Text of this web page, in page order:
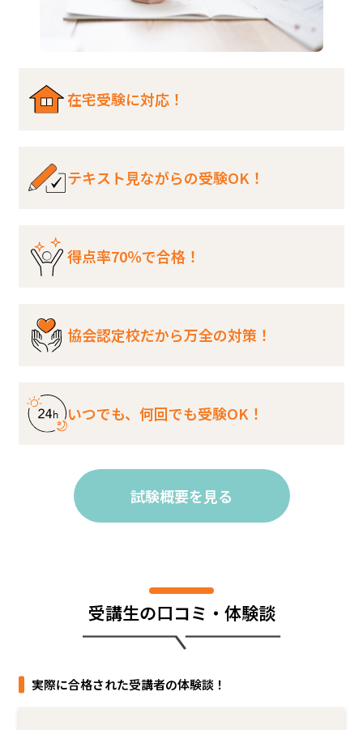
在宅受験に対応！
テキスト見ながらの受験OK！
得点率70％で合格！
協会認定校だから万全の対策！
いつでも、何回でも受験OK！
試験概要を見る
受講生の口コミ・体験談
実際に合格された受講者の体験談！